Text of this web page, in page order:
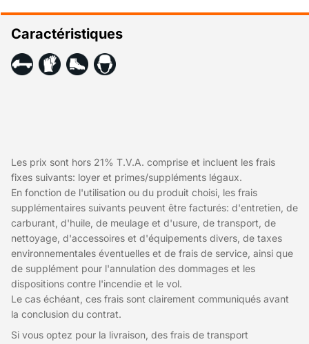
Caractéristiques
Les prix sont hors 21% T.V.A. comprise et incluent les frais
fixes suivants: loyer et primes/suppléments légaux.
En fonction de l'utilisation ou du produit choisi, les frais
supplémentaires suivants peuvent être facturés: d'entretien, de
carburant, d'huile, de meulage et d'usure, de transport, de
nettoyage, d'accessoires et d'équipements divers, de taxes
environnementales éventuelles et de frais de service, ainsi que
de supplément pour l'annulation des dommages et les
dispositions contre l'incendie et le vol.
Le cas échéant, ces frais sont clairement communiqués avant
la conclusion du contrat.
Si vous optez pour la livraison, des frais de transport